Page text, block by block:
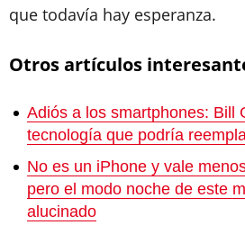
que todavía hay esperanza.
Otros artículos
Adiós a los smartphones: Bill
tecnología que podría
No es un iPhone y vale
pero el modo noche de este
alucinado